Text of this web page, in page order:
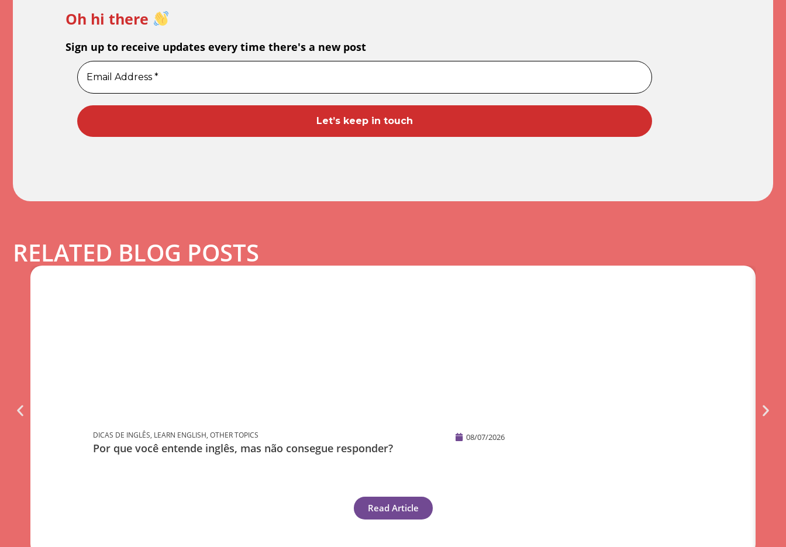
Oh hi there
Sign up to receive updates every time there's a new post
RELATED BLOG POSTS
DICAS DE INGLÊS, LEARN ENGLISH, OTHER TOPICS 08/07/2026
Por que você entende inglês, mas não consegue responder?
Read Article